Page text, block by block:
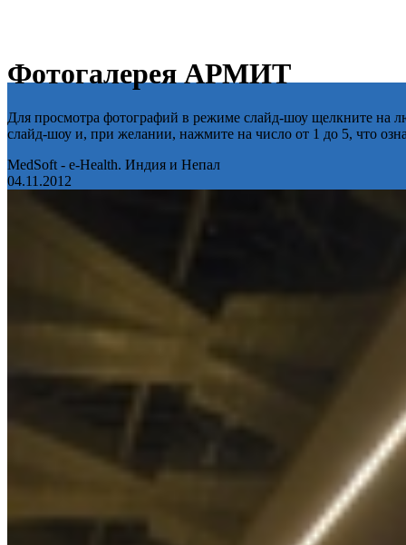
Фотогалерея АРМИТ
Для просмотра фотографий в режиме слайд-шоу щелкните на
слайд-шоу и, при желании, нажмите на число от 1 до 5, что
MedSoft - e-Health. Индия и Непал
04.11.2012